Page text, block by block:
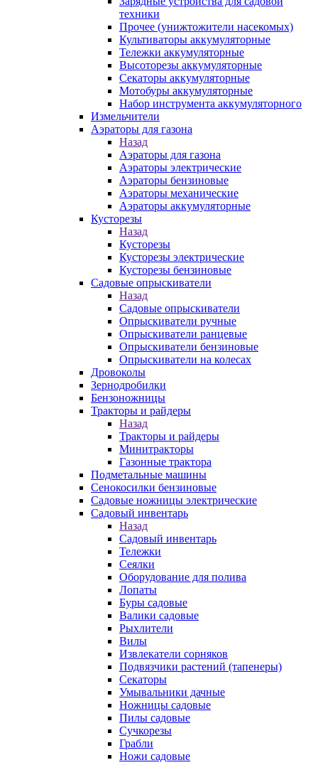
техники
Прочее (унижтожители насекомых)
Культиваторы аккумуляторные
Тележки аккумуляторные
Высоторезы аккумуляторные
Секаторы аккумуляторные
Мотобуры аккумуляторные
Набор инструмента аккумуляторного
Измельчители
Аэраторы для газона
Назад
Аэраторы для газона
Аэраторы электрические
Аэраторы бензиновые
Аэраторы механические
Аэраторы аккумуляторные
Кусторезы
Назад
Кусторезы
Кусторезы электрические
Кусторезы бензиновые
Садовые опрыскиватели
Назад
Садовые опрыскиватели
Опрыскиватели ручные
Опрыскиватели ранцевые
Опрыскиватели бензиновые
Опрыскиватели на колесах
Дровоколы
Зернодробилки
Бензоножницы
Тракторы и райдеры
Назад
Тракторы и райдеры
Минитракторы
Газонные трактора
Подметальные машины
Сенокосилки бензиновые
Садовые ножницы электрические
Садовый инвентарь
Назад
Садовый инвентарь
Тележки
Сеялки
Оборудование для полива
Лопаты
Буры садовые
Валики садовые
Рыхлители
Вилы
Извлекатели сорняков
Подвязчики растений (тапенеры)
Секаторы
Умывальники дачные
Ножницы садовые
Пилы садовые
Сучкорезы
Грабли
Ножи садовые